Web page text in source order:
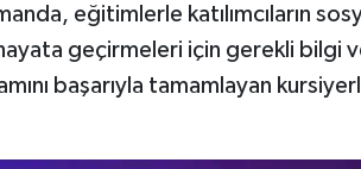
eğitimlerle katılımcıların
geçirmeleri için gerekli bilgi
başarıyla tamamlayan